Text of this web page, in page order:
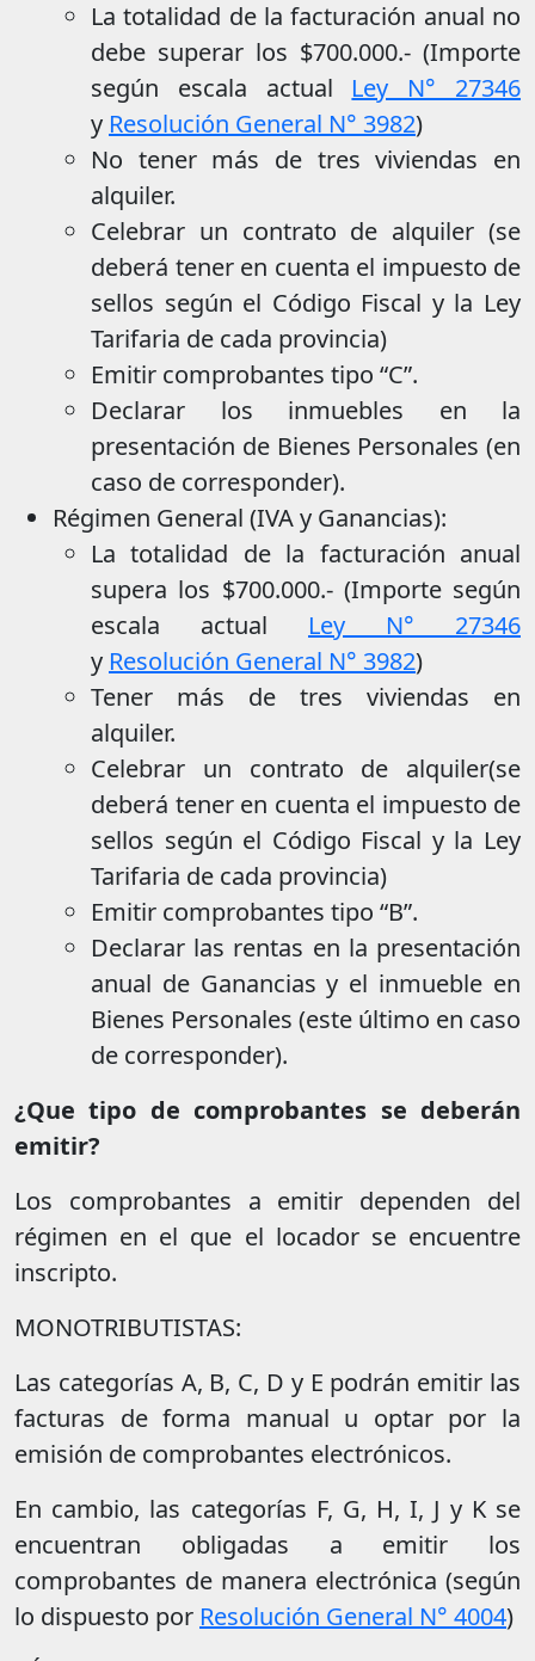
La totalidad de la facturación anual no
debe superar los $700.000.- (Importe
según escala actual Ley N° 27346
y Resolución General N° 3982)
No tener más de tres viviendas en
alquiler.
Celebrar un contrato de alquiler (se
deberá tener en cuenta el impuesto de
sellos según el Código Fiscal y la Ley
Tarifaria de cada provincia)
Emitir comprobantes tipo “C”.
Declarar los inmuebles en la
presentación de Bienes Personales (en
caso de corresponder).
Régimen General (IVA y Ganancias):
La totalidad de la facturación anual
supera los $700.000.- (Importe según
escala actual Ley N° 27346
y Resolución General N° 3982)
Tener más de tres viviendas en
alquiler.
Celebrar un contrato de alquiler(se
deberá tener en cuenta el impuesto de
sellos según el Código Fiscal y la Ley
Tarifaria de cada provincia)
Emitir comprobantes tipo “B”.
Declarar las rentas en la presentación
anual de Ganancias y el inmueble en
Bienes Personales (este último en caso
de corresponder).
¿Que tipo de comprobantes se deberán
emitir?
Los comprobantes a emitir dependen del
régimen en el que el locador se encuentre
inscripto.
MONOTRIBUTISTAS:
Las categorías A, B, C, D y E podrán emitir las
facturas de forma manual u optar por la
emisión de comprobantes electrónicos.
En cambio, las categorías F, G, H, I, J y K se
encuentran obligadas a emitir los
comprobantes de manera electrónica (según
lo dispuesto por Resolución General N° 4004)